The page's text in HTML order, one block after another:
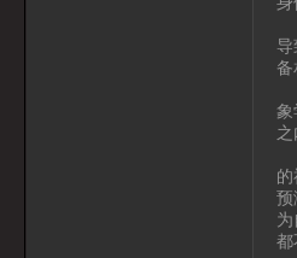
导
备
象
预
都